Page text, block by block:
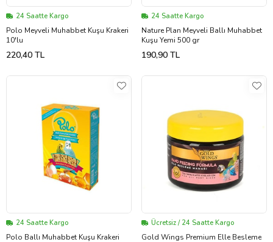
24 Saatte Kargo
Polo Meyveli Muhabbet Kuşu Krakeri
10'lu
220,40 TL
24 Saatte Kargo
Nature Plan Meyveli Ballı Muhabbet
Kuşu Yemi 500 gr
190,90 TL
24 Saatte Kargo
Polo Ballı Muhabbet Kuşu Krakeri
Ücretsiz / 24 Saatte Kargo
Gold Wings Premium Elle Besleme